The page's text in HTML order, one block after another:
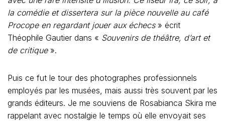
la comédie et dissertera sur la pièce nouvelle au café
Procope en regardant jouer aux échecs» écrit
Théophile Gautier dans « Souvenirs de théâtre, d’art et
de critique».
Puis ce fut le tour des photographes professionnels
employés par les musées, mais aussi très souvent par les
grands éditeurs. Je me souviens de Rosabianca Skira me
rappelant avec nostalgie le temps où elle envoyait ses